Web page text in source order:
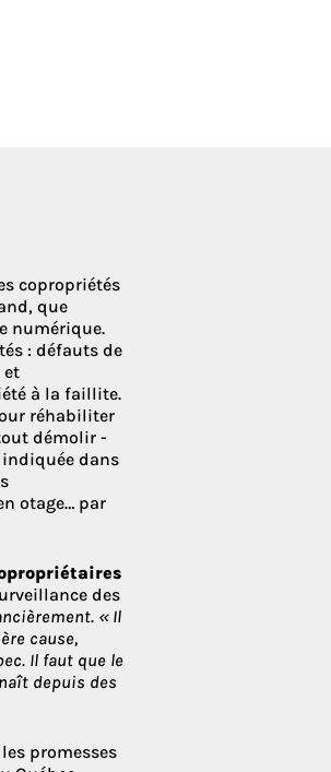
copropriétés
que
numérique.
: défauts de
et
à la faillite.
réhabiliter
démolir -
dans
otage… par
des
« Il
cause,
Il faut que le
depuis des
promesses